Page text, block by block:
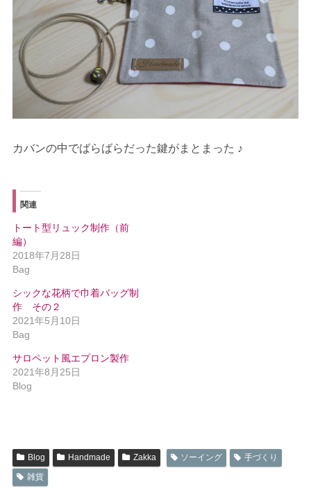
カバンの中でばらばらだった鍵がまとまった ♪
関連
トート型リュック制作（前
編）
2018年7月28日
Bag
シックな花柄で巾着バッグ制
作 その２
2021年5月10日
Bag
サロペット風エプロン製作
2021年8月25日
Blog
Blog Handmade Zakka ソーイング
手づくり
雑貨